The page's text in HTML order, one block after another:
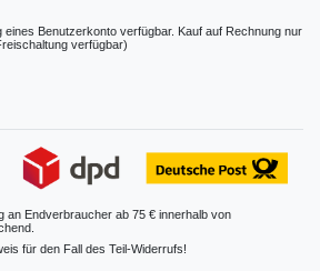
eines Benutzerkonto verfügbar. Kauf auf Rechnung nur
verfügbar)
an Endverbraucher ab 75 € innerhalb von
für den Fall des Teil-Widerrufs!